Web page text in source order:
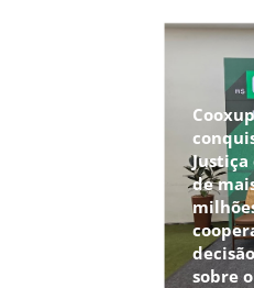
de
sobre